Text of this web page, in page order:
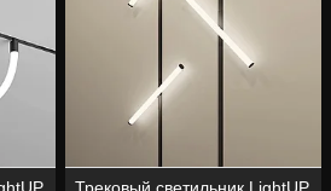
Трековый светильник LightUP